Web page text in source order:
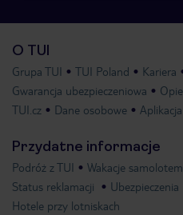
O TUI
Grupa TUI TUI Poland Kariera
Gwarancja ubezpieczeniowa
TUI.cz
Dane osobowe
Przydatne informacje
Podróż z TUI Wakacje samolotem
Status reklamacji
Ubezpieczenia
Hotele przy lotniskach